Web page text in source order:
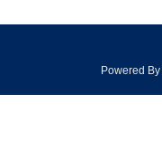
Powered By